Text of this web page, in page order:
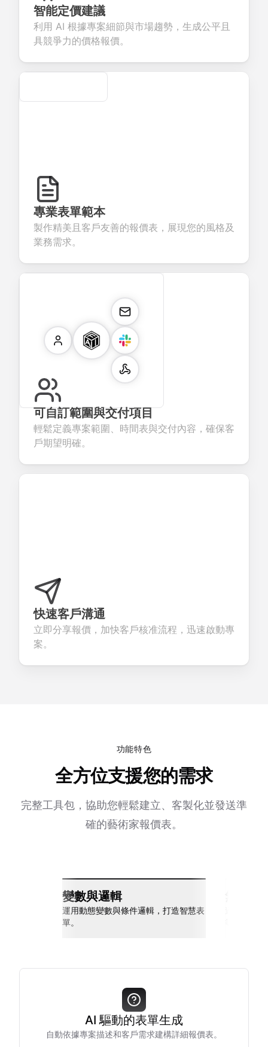
about
products or
seamless
account
creation.
candidate
智能定價建議
利用 AI 根據專案細節與市場趨勢，生成公平且
具競爭力的價格報價。
Secure
專業表單範本
製作精美且客戶友善的報價表，展現您的風格及
業務需求。
可自訂範圍與交付項目
輕鬆定義專案範圍、時間表與交付內容，確保客
戶期望明確。
快速客戶溝通
立即分享報價，加快客戶核准流程，迅速啟動專
案。
功能特色
全方位支援您的需求
完整工具包，協助您輕鬆建立、客製化並發送準
確的藝術家報價表。
變數與邏輯
運用動態變數與條件邏輯，打造智慧表
單。
AI 驅動的表單生成
自動依據專案描述和客戶需求建構詳細報價表。